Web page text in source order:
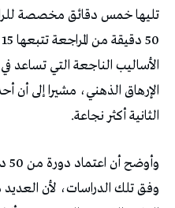
تليها خمس دقائق مخصصة
الأساليب الناجعة التي تساعد
الإرهاق الذهني، مشيرا إلى أن
الثانية أكثر نجاعة.
وفق تلك الدراسات، لأن العديد